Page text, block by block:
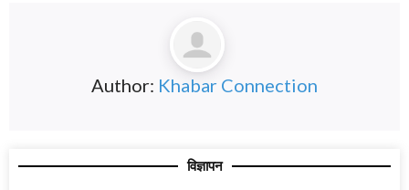
Author: Khabar Connection
विज्ञापन